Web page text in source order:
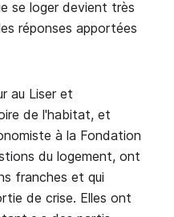
se loger devient très
réponses apportées
au Liser et
de l'habitat, et
à la Fondation
du logement, ont
franches et qui
de crise. Elles ont